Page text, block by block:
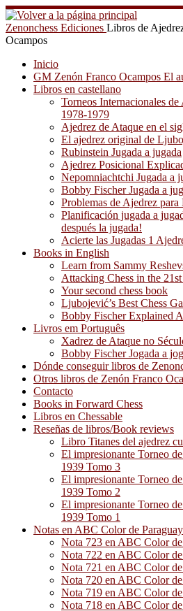
Saltar
al
contenido
Zenonchess Ediciones Libros de
Ocampos
Inicio
GM Zenón Franco Ocampos El
Libros en castellano
Torneos Internacionales
1978-1979
Ajedrez de Ataque en el
El ajedrez original de
Rubinstein Jugada a jugada
Ajedrez Posicional
Nepomniachtchi Jugada a
Bobby Fischer Jugada a
Problemas de Ajedrez para
Planificación jugada a
después la jugada!
Acierte las Jugadas 1
Books in English
Learn from Sammy
Attacking Chess in the
Your second chess book
Ljubojević’s Best Chess
Bobby Fischer Explained
Livros em Português
Xadrez de Ataque no
Bobby Fischer Jogada a
Dónde conseguir libros de
Otros libros de Zenón Franco
Contacto
Books in Forward Chess
Libros en Chessable
Reseñas de libros/Book reviews
Libro Titanes del ajedrez
El impresionante Torneo
1939 Tomo 3
El impresionante Torneo
1939 Tomo 2
El impresionante Torneo
1939 Tomo 1
Notas en ABC Color de Paraguay
Nota 723 en ABC Color
Nota 722 en ABC Color
Nota 721 en ABC Color
Nota 720 en ABC Color
Nota 719 en ABC Color
Nota 718 en ABC Color